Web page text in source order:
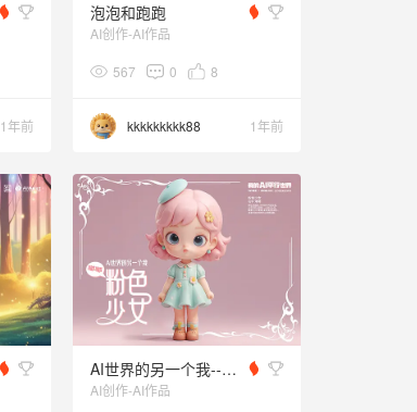
1年前
泡泡和跑跑
AI创作-AI作品
567 0 8
kkkkkkkkk88 1年前
AI世界的另一个我--粉色少女
AI创作-AI作品